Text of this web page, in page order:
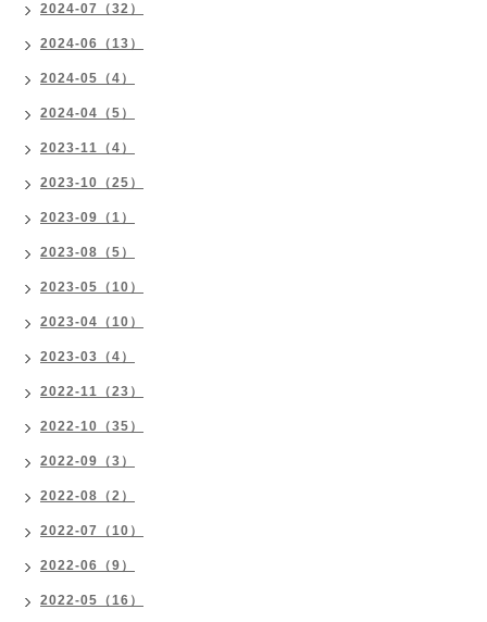
2024-07（32）
2024-06（13）
2024-05（4）
2024-04（5）
2023-11（4）
2023-10（25）
2023-09（1）
2023-08（5）
2023-05（10）
2023-04（10）
2023-03（4）
2022-11（23）
2022-10（35）
2022-09（3）
2022-08（2）
2022-07（10）
2022-06（9）
2022-05（16）